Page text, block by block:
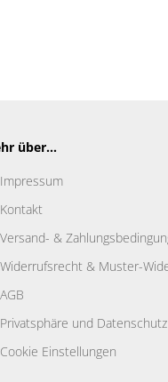
über...
Impressum
Kontakt
Versand- &
Widerrufsrecht & Muster-
AGB
Privatsphäre und Datenschutz
Cookie Einstellungen